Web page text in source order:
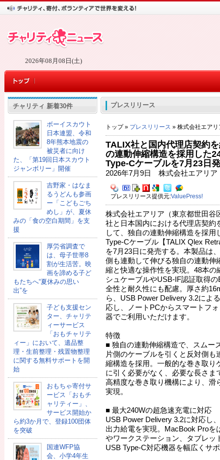
2026年08月08日(土)
チャリティ 新着30件
ボーイスカウト
日本連盟、令和
8年熊本地震の
被災者に向け
た、「第19回日本スカウト
ジャンボリー」開催
吉野家・はなま
るうどんも参画
ー「こどもごち
めし」が、夏休
みの「食の空白期間」を支
援
厚労省調査で
は、母子世帯8
割が生活苦。映
画を諦める子ど
もたちへ“夏休みの思い
出”を
子ども支援セン
ター、チャリテ
ィーサービス
「おもチャリテ
ィー」において、遺品整
理・生前整理・残置物整理
に関する無料サポートを開
始
おもちゃ寄付サ
ービス「おもチ
ャリティー」、
サービス開始か
ら約3か月で、登録100団体
を突破
国連WFP協
会、小学4年生
プレスリリース
トップ » プレスリリース » 株式会社エアリ
TALIX社と国内代理店契約
の連動伸縮構造を採用した
Type-Cケーブルを7月23日
2026年7月9日 株式会社エアリア
プレスリリース提供元:ValuePress!
株式会社エアリア（東京都世田谷
社と日本国内における代理店契約
して、独自の連動伸縮構造を採用
Type-Cケーブル【TALIX Qlex
を7月23日に発売する。本製品は
側も連動して伸びる独自の連動伸
縮と快適な操作性を実現。48本
シュケーブルやUSB-IF認証取得
全性と耐久性にも配慮。厚さ約
ら、USB Power Delivery 3.2によ
応し、ノートPCからスマートフ
器でご利用いただけます。
特徴
■ 独自の連動伸縮構造で、スムー
片側のケーブルを引くと反対側も
縮構造を採用。一般的な巻き取り
に引く必要がなく、必要な長さま
高精度な巻き取り機構により、滑
実現。
■ 最大240Wの超急速充電に対応
USB Power Delivery 3.2に対応し
出力給電を実現。MacBook Proを
やワークステーション、タブレッ
USB Type-C対応機器を幅広くサ